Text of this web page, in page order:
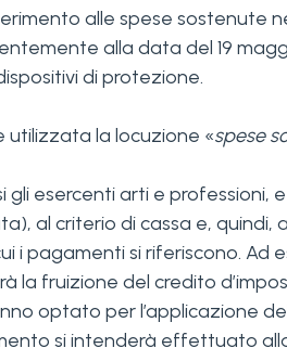
alle spese sostenute
alla data del 19
di protezione.
utilizzata la locuzione «spese
esercenti arti e professioni,
al criterio di cassa e,
i pagamenti si riferiscono.
la fruizione del credito
optato per l’applicazione
si intenderà effettuato